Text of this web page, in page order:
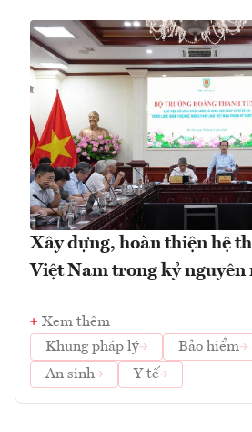
Xây dựng, hoàn thiện hệ
Việt Nam trong kỷ nguyên
Xem thêm
Khung pháp lý
Bảo hiểm
An sinh
Y tế